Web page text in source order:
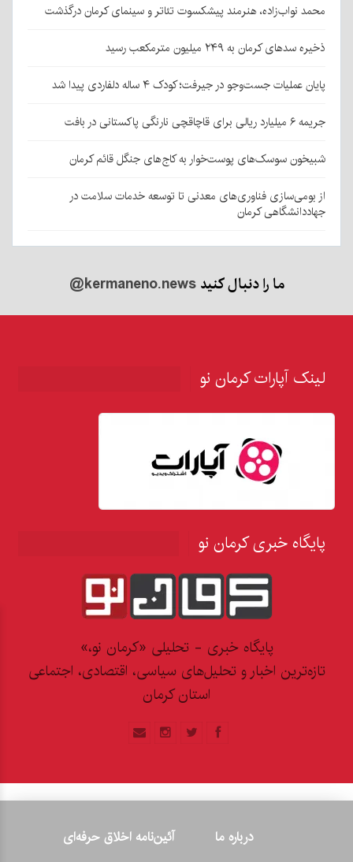
محمد نواب‌زاده، هنرمند پیشکسوت تئاتر و سینمای کرمان درگذشت
ذخیره سدهای کرمان به ۲۴۹ میلیون مترمکعب رسید
پایان عملیات جست‌وجو در جیرفت؛ کودک ۴ ساله دلفاردی پیدا شد
جریمه ۶ میلیارد ریالی برای قاچاقچی نارنگی پاکستانی در بافت
شبیخون سوسک‌های پوست‌خوار به کاج‌های جنگل قائم کرمان
از بومی‌سازی فناوری‌های معدنی تا توسعه خدمات سلامت در
جهاددانشگاهی کرمان
ما را دنبال کنید@kermaneno.news
لینک آپارات کرمان نو
پایگاه خبری کرمان نو
پایگاه خبری - تحلیلی «کرمان نو،»
تازه‌ترین اخبار و تحلیل‌های سیاسی، اقتصادی، اجتماعی
استان کرمان
درباره ما آئین‌نامه اخلاق حرفه‌ای